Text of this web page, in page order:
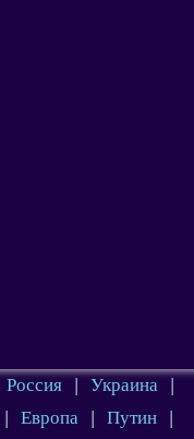
Россия | Украина
|
| Европа | Путин |